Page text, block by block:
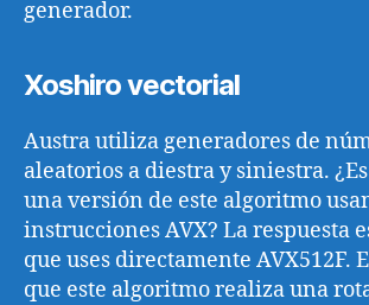
generador.
Xoshiro vectorial
Austra utiliza generadores de
aleatorios a diestra y siniestra.
una versión de este algoritmo
instrucciones AVX? La respuesta
que uses directamente AVX512F.
que este algoritmo realiza una